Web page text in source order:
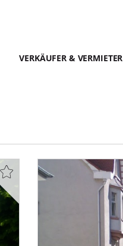
VERKÄUFER & VERMIETER